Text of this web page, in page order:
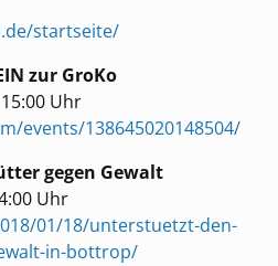
startseite/
zur GroKo
Uhr
events/138645020148504/
gegen Gewalt
Uhr
01/18/unterstuetzt-den-
in-bottrop/